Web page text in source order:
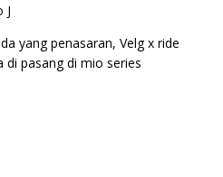
J
yang penasaran, Velg x ride
di pasang di mio series